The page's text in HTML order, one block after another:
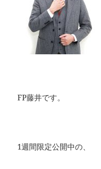
FP藤井です。
1週間限定公開中の、